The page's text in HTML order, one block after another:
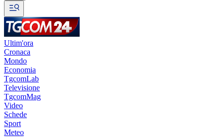
Ultim'ora
Cronaca
Mondo
Economia
TgcomLab
Televisione
TgcomMag
Video
Schede
Sport
Meteo